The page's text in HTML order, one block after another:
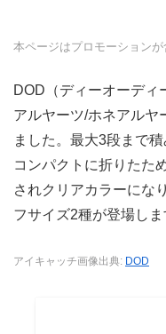
本ページはプロモーション
DOD（ディーオーディ
アルヤーツ/ホネアルヤ
ました。最大3段まで
コンパクトに折りたた
されクリアカラーにな
フサイズ2種が登場し
アイキャッチ画像出典: DOD